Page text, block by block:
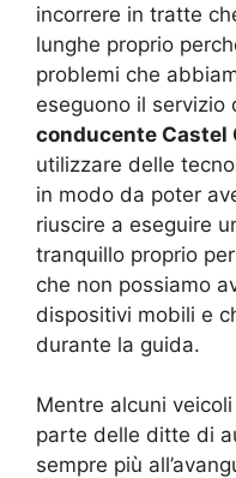
incorrere in tratte
lunghe proprio
problemi che
eseguono il servizio
conducente Castel
utilizzare delle
in modo da poter
riuscire a eseguire
tranquillo proprio
che non possiamo
dispositivi mobili e
durante la guida.
Mentre alcuni
parte delle ditte di
sempre più